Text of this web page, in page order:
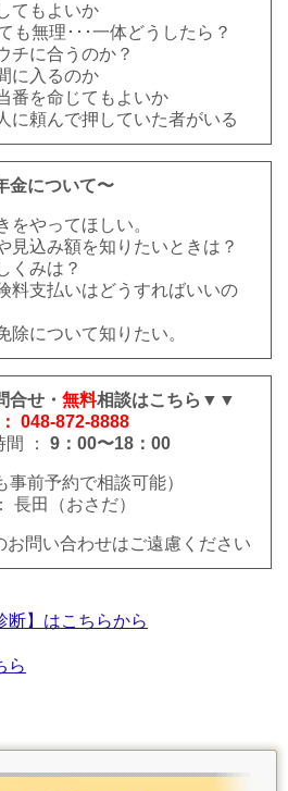
てもよいか
無理･･･一体どうしたら？
チに合うのか？
に入るのか
番を命じてもよいか
頼んで押していた者がいる
金について〜
やってほしい。
込み額を知りたいときは？
みは？
支払いはどうすればいいの
について知りたい。
せ・ 無料相談はこちら▼▼
048-872-8888
： 9：00〜18：00
事前予約で相談可能）
長田（おさだ）
問い合わせはご遠慮ください
】はこちらから
ら